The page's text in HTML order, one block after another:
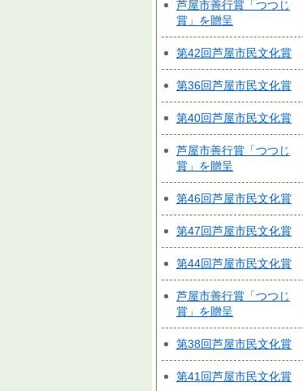
芦屋市善行賞「つつじ
賞」を贈呈
第42回芦屋市民文化賞
第36回芦屋市民文化賞
第40回芦屋市民文化賞
芦屋市善行賞「つつじ
賞」を贈呈
第46回芦屋市民文化賞
第47回芦屋市民文化賞
第44回芦屋市民文化賞
芦屋市善行賞「つつじ
賞」を贈呈
第38回芦屋市民文化賞
第41回芦屋市民文化賞